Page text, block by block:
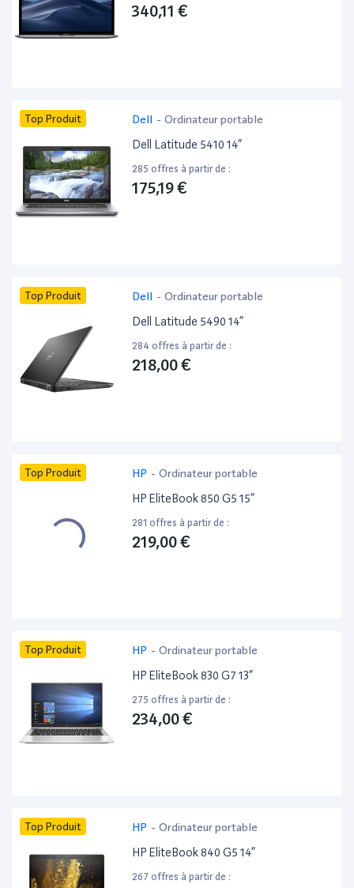
340,11 €
Top Produit Dell - Ordinateur portable
Dell Latitude 5410 14”
285 offres à partir de :
175,19 €
Top Produit Dell - Ordinateur portable
Dell Latitude 5490 14”
284 offres à partir de :
218,00 €
Top Produit HP - Ordinateur portable
HP EliteBook 850 G5 15”
281 offres à partir de :
219,00 €
Top Produit HP - Ordinateur portable
HP EliteBook 830 G7 13”
275 offres à partir de :
234,00 €
Top Produit HP - Ordinateur portable
HP EliteBook 840 G5 14”
267 offres à partir de :